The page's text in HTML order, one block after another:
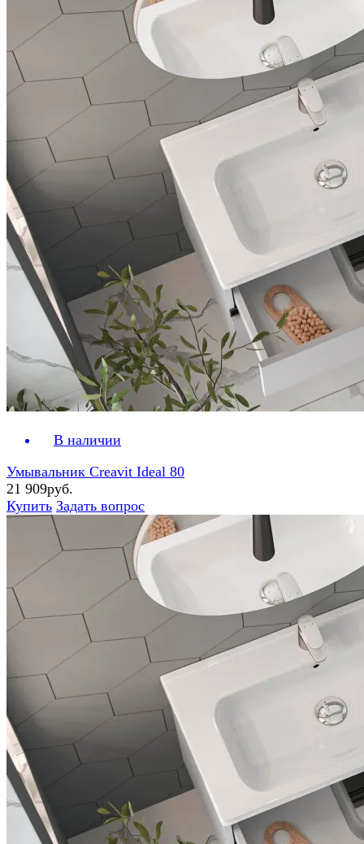
В наличии
Умывальник Creavit Ideal 80
21 909руб.
Купить Задать вопрос